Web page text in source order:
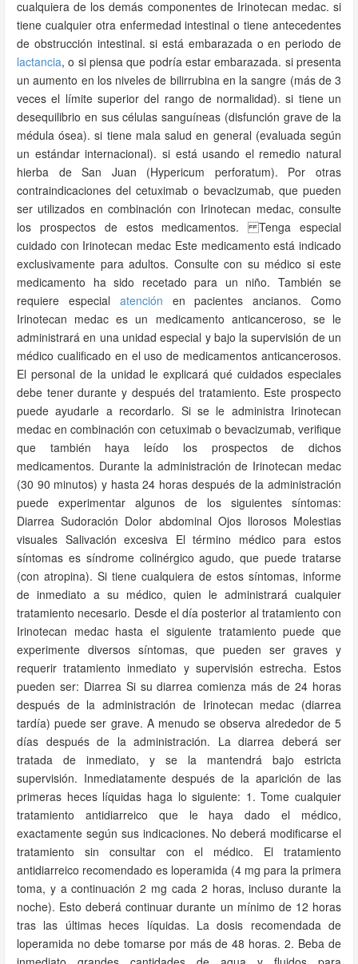
cualquiera de los demás componentes de Irinotecan medac. si
tiene cualquier otra enfermedad intestinal o tiene antecedentes
de obstrucción intestinal. si está embarazada o en periodo de
lactancia, o si piensa que podría estar embarazada. si presenta
un aumento en los niveles de bilirrubina en la sangre (más de 3
veces el límite superior del rango de normalidad). si tiene un
desequilibrio en sus células sanguíneas (disfunción grave de la
médula ósea). si tiene mala salud en general (evaluada según
un estándar internacional). si está usando el remedio natural
hierba de San Juan (Hypericum perforatum). Por otras
contraindicaciones del cetuximab o bevacizumab, que pueden
ser utilizados en combinación con Irinotecan medac, consulte
los prospectos de estos medicamentos. Tenga especial
cuidado con Irinotecan medac Este medicamento está indicado
exclusivamente para adultos. Consulte con su médico si este
medicamento ha sido recetado para un niño. También se
requiere especial atención en pacientes ancianos. Como
Irinotecan medac es un medicamento anticanceroso, se le
administrará en una unidad especial y bajo la supervisión de un
médico cualificado en el uso de medicamentos anticancerosos.
El personal de la unidad le explicará qué cuidados especiales
debe tener durante y después del tratamiento. Este prospecto
puede ayudarle a recordarlo. Si se le administra Irinotecan
medac en combinación con cetuximab o bevacizumab, verifique
que también haya leído los prospectos de dichos
medicamentos. Durante la administración de Irinotecan medac
(30 90 minutos) y hasta 24 horas después de la administración
puede experimentar algunos de los siguientes síntomas:
Diarrea Sudoración Dolor abdominal Ojos llorosos Molestias
visuales Salivación excesiva El término médico para estos
síntomas es síndrome colinérgico agudo, que puede tratarse
(con atropina). Si tiene cualquiera de estos síntomas, informe
de inmediato a su médico, quien le administrará cualquier
tratamiento necesario. Desde el día posterior al tratamiento con
Irinotecan medac hasta el siguiente tratamiento puede que
experimente diversos síntomas, que pueden ser graves y
requerir tratamiento inmediato y supervisión estrecha. Estos
pueden ser: Diarrea Si su diarrea comienza más de 24 horas
después de la administración de Irinotecan medac (diarrea
tardía) puede ser grave. A menudo se observa alrededor de 5
días después de la administración. La diarrea deberá ser
tratada de inmediato, y se la mantendrá bajo estricta
supervisión. Inmediatamente después de la aparición de las
primeras heces líquidas haga lo siguiente: 1. Tome cualquier
tratamiento antidiarreico que le haya dado el médico,
exactamente según sus indicaciones. No deberá modificarse el
tratamiento sin consultar con el médico. El tratamiento
antidiarreico recomendado es loperamida (4 mg para la primera
toma, y a continuación 2 mg cada 2 horas, incluso durante la
noche). Esto deberá continuar durante un mínimo de 12 horas
tras las últimas heces líquidas. La dosis recomendada de
loperamida no debe tomarse por más de 48 horas. 2. Beba de